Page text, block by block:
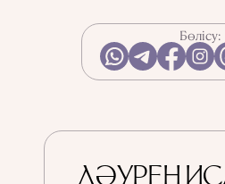
Бөлісу: